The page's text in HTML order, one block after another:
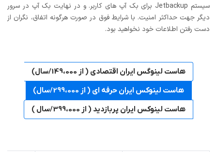
سیستم Jetbackup برای بک آپ های کاربر. و در نهایت بک آپ در سرور
دیگر جهت حداکثر امنیت. با شرایط فوق در صورت هرگونه اتفاق، نگران از
دست رفتن اطلاعات خود نخواهید بود.
هاست لینوگس ایران اقتصادی ( از 149،000/سال)
هاست لینوکس ایران حرفه ای ( از 299،000/سال)
هاست لینوکس ایران پربازدید ( از 399،000/سال )